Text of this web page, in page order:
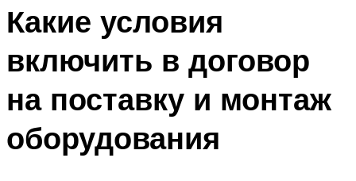
Какие условия
включить в договор
на поставку и монтаж
оборудования